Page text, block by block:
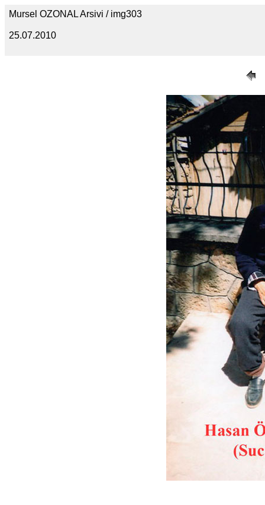
Mursel OZONAL Arsivi / img303
25.07.2010